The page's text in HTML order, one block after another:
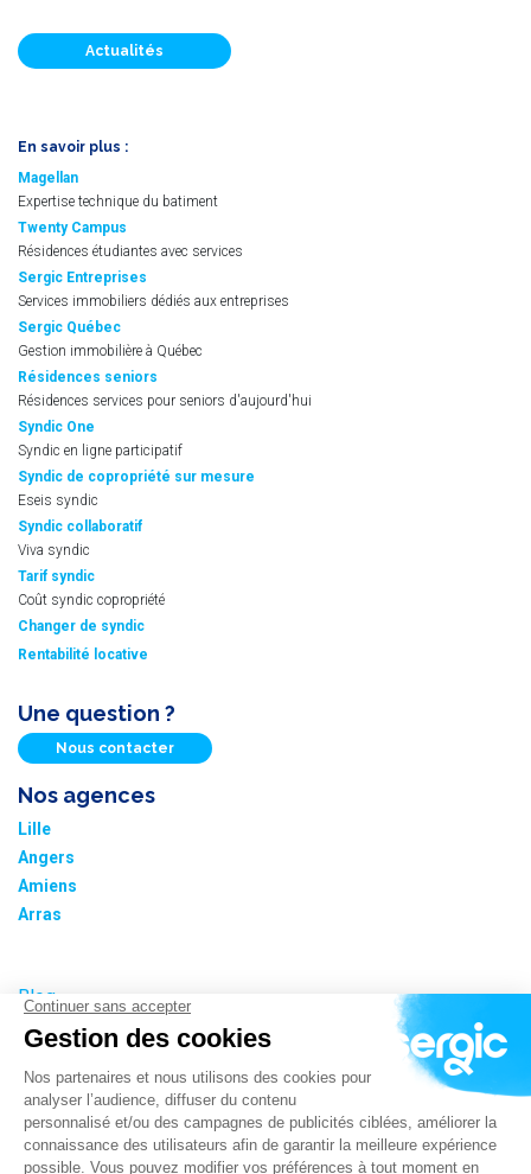
Actualités
En savoir plus :
Magellan
Expertise technique du batiment
Twenty Campus
Résidences étudiantes avec services
Sergic Entreprises
Services immobiliers dédiés aux entreprises
Sergic Québec
Gestion immobilière à Québec
Résidences seniors
Résidences services pour seniors d'aujourd'hui
Syndic One
Syndic en ligne participatif
Syndic de copropriété sur mesure
Eseis syndic
Syndic collaboratif
Viva syndic
Tarif syndic
Coût syndic copropriété
Changer de syndic
Rentabilité locative
Une question ?
Nous contacter
Nos agences
Lille
Angers
Amiens
Arras
Blog
Nos tarifs
Plan du site
Informations cookies